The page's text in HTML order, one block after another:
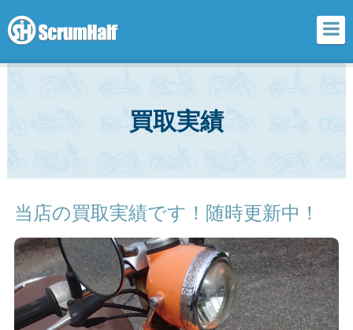
買取実績
当店の買取実績です！随時更新中！